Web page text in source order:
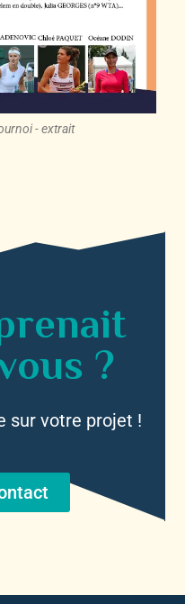
- extrait
?
sur votre projet !